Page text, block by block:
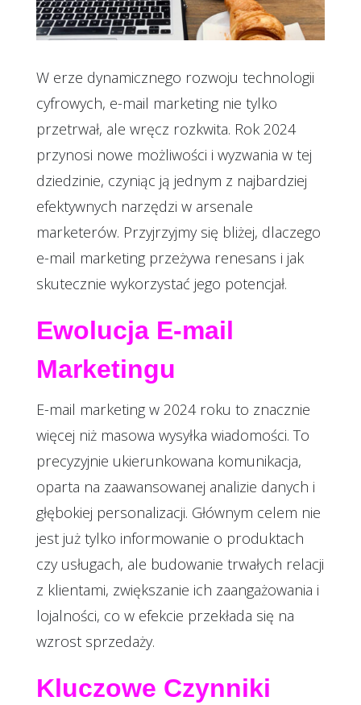
W erze dynamicznego rozwoju technologii
cyfrowych, e-mail marketing nie tylko
przetrwał, ale wręcz rozkwita. Rok 2024
przynosi nowe możliwości i wyzwania w tej
dziedzinie, czyniąc ją jednym z najbardziej
efektywnych narzędzi w arsenale
marketerów. Przyjrzyjmy się bliżej, dlaczego
e-mail marketing przeżywa renesans i jak
skutecznie wykorzystać jego potencjał.
Ewolucja E-mail
Marketingu
E-mail marketing w 2024 roku to znacznie
więcej niż masowa wysyłka wiadomości. To
precyzyjnie ukierunkowana komunikacja,
oparta na zaawansowanej analizie danych i
głębokiej personalizacji. Głównym celem nie
jest już tylko informowanie o produktach
czy usługach, ale budowanie trwałych relacji
z klientami, zwiększanie ich zaangażowania i
lojalności, co w efekcie przekłada się na
wzrost sprzedaży.
Kluczowe Czynniki